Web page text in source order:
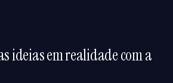
ideias em realidade com a